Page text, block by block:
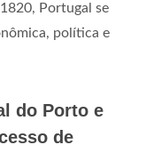
Portugal se
política e
do Porto e
de